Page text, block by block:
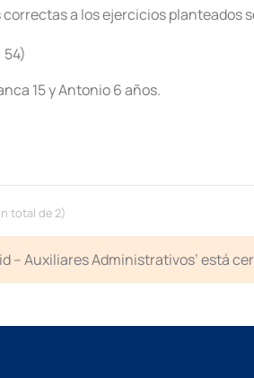
correctas a los ejercicios planteados
54)
15 y Antonio 6 años.
total de 2)
– Auxiliares Administrativos’ está